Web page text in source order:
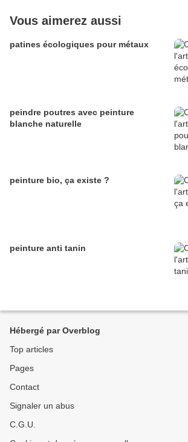
Vous aimerez aussi
patines écologiques pour métaux
peindre poutres avec peinture
blanche naturelle
peinture bio, ça existe ?
peinture anti tanin
Hébergé par Overblog
Top articles
Pages
Contact
Signaler un abus
C.G.U.